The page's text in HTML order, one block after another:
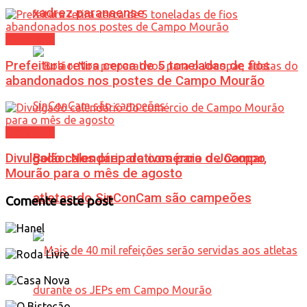
xadrez paranaense
Bolão: Nos preparativos para o Jocopar,
atletas do SinConCam são campeões
Prefeitura retira cerca de 5 toneladas de fios
abandonados nos postes de Campo Mourão
Divulgado calendário do comércio de Campo
Mourão para o mês de agosto
Comente este post